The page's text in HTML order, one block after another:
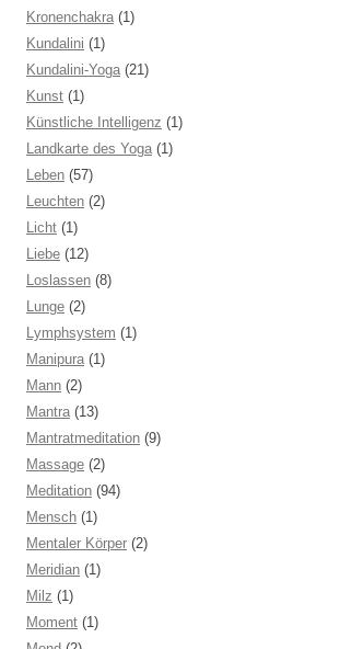
Kronenchakra (1)
Kundalini (1)
Kundalini-Yoga (21)
Kunst (1)
Künstliche Intelligenz (1)
Landkarte des Yoga (1)
Leben (57)
Leuchten (2)
Licht (1)
Liebe (12)
Loslassen (8)
Lunge (2)
Lymphsystem (1)
Manipura (1)
Mann (2)
Mantra (13)
Mantratmeditation (9)
Massage (2)
Meditation (94)
Mensch (1)
Mentaler Körper (2)
Meridian (1)
Milz (1)
Moment (1)